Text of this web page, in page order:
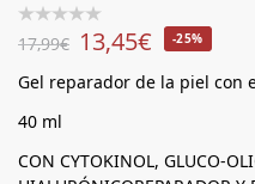
17,99€ 13,45€ -25%
Gel reparador de la piel con
40 ml
CON CYTOKINOL, GLUCO-